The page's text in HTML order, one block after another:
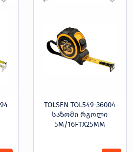
TOLSEN TOL549-36004
საზომი რგოლი
5M/16FTX25MM